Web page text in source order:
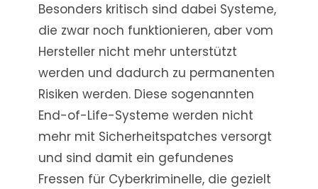
Besonders kritisch sind dabei Systeme,
die zwar noch funktionieren, aber vom
Hersteller nicht mehr unterstützt
werden und dadurch zu permanenten
Risiken werden. Diese sogenannten
End-of-Life-Systeme werden nicht
mehr mit Sicherheitspatches versorgt
und sind damit ein gefundenes
Fressen für Cyberkriminelle, die gezielt